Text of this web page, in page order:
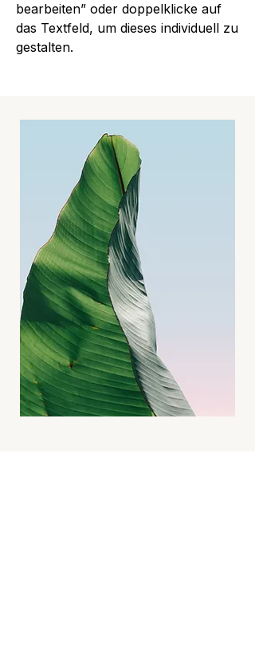
bearbeiten” oder doppelklicke auf
das Textfeld, um dieses individuell zu
gestalten.